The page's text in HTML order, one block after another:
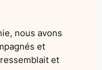
nous avons
et
et